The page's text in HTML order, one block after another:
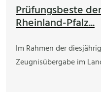
Prüfungsbeste
Rheinland-Pfalz...
Im Rahmen der
Zeugnisübergabe im